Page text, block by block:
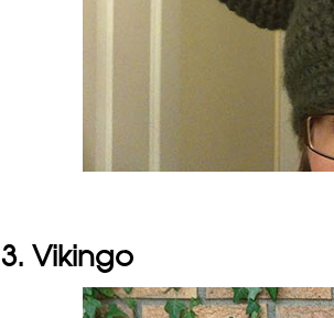
3. Vikingo